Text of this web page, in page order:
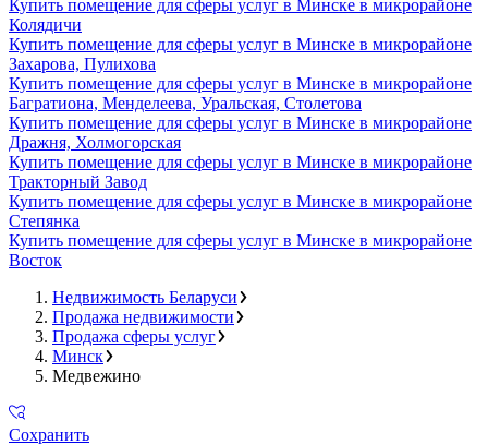
Купить помещение для сферы услуг в Минске в микрорайоне
Колядичи
Купить помещение для сферы услуг в Минске в микрорайоне
Захарова, Пулихова
Купить помещение для сферы услуг в Минске в микрорайоне
Багратиона, Менделеева, Уральская, Столетова
Купить помещение для сферы услуг в Минске в микрорайоне
Дражня, Холмогорская
Купить помещение для сферы услуг в Минске в микрорайоне
Тракторный Завод
Купить помещение для сферы услуг в Минске в микрорайоне
Степянка
Купить помещение для сферы услуг в Минске в микрорайоне
Восток
Недвижимость Беларуси
Продажа недвижимости
Продажа сферы услуг
Минск
Медвежино
Сохранить